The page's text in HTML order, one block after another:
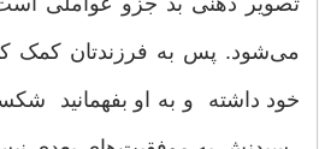
می‌شود. پس به فرزندتان کمک
خود داشته ‌ و به او بفهمانید